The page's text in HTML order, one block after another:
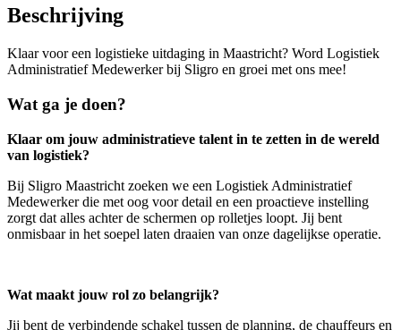
Beschrijving
Klaar voor een logistieke uitdaging in Maastricht? Word Logistiek
Administratief Medewerker bij Sligro en groei met ons mee!
Wat ga je doen?
Klaar om jouw administratieve talent in te zetten in de wereld
van logistiek?
Bij Sligro Maastricht zoeken we een Logistiek Administratief
Medewerker die met oog voor detail en een proactieve instelling
zorgt dat alles achter de schermen op rolletjes loopt. Jij bent
onmisbaar in het soepel laten draaien van onze dagelijkse operatie.
Wat maakt jouw rol zo belangrijk?
Jij bent de verbindende schakel tussen de planning, de chauffeurs en